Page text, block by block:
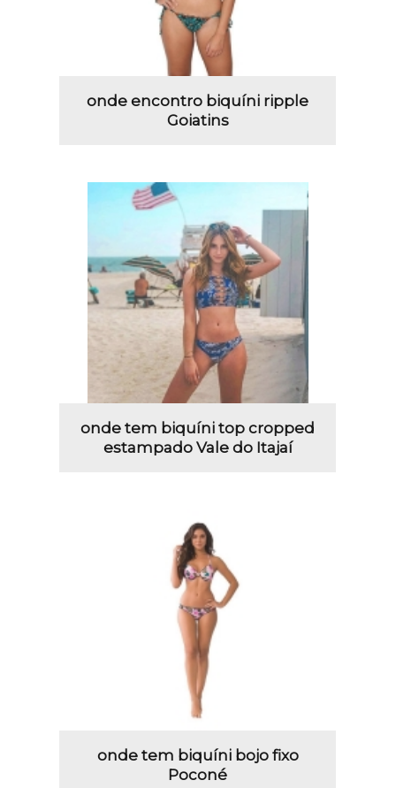
onde encontro biquíni ripple
Goiatins
onde tem biquíni top cropped
estampado Vale do Itajaí
onde tem biquíni bojo fixo
Poconé